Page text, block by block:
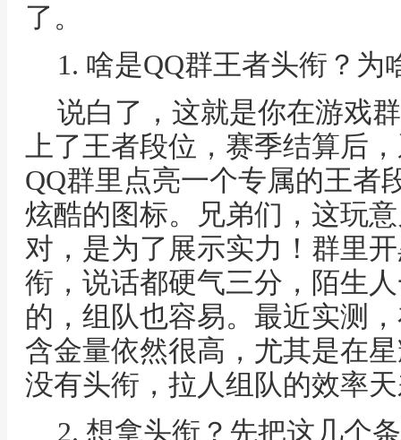
了。
1. 啥是QQ群王者头衔？为
说白了，这就是你在游戏
上了王者段位，赛季结算后
QQ群里点亮一个专属的王者
炫酷的图标。兄弟们，这玩
对，是为了展示实力！群里
衔，说话都硬气三分，陌生
的，组队也容易。最近实测
含金量依然很高，尤其是在
没有头衔，拉人组队的效率
2. 想拿头衔？先把这几个